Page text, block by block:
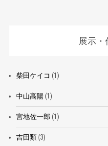
展示・
柴田ケイコ (1)
中山高陽(1)
宮地佐一郎 (1)
吉田類(3)